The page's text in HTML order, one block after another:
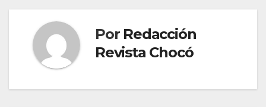
Por Redacción
Revista Chocó